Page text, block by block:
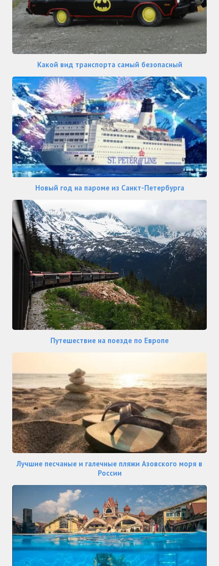
Какой вид транспорта самый безопасный
Новый год на пароме из Санкт-Петербурга
Путешествие на поезде по Европе
Лучшие песчаные и галечные пляжи Азовского моря в
России